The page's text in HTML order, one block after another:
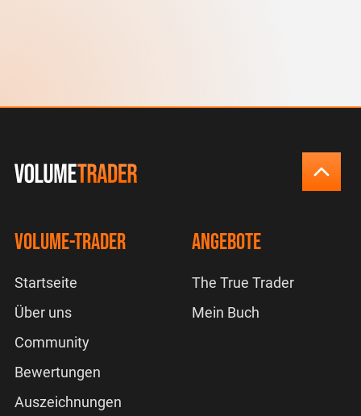
Volume-Trader
Startseite
Über uns
Community
Bewertungen
Auszeichnungen
Angebote
The True Trader
Mein Buch